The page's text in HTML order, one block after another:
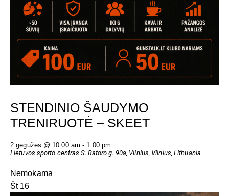
STENDINIO ŠAUDYMO
TRENIRUOTĖ – SKEET
2 gegužės @ 10:00 am - 1:00 pm
Lietuvos sporto centrasS. Batoro g. 90a, Vilnius, Vilnius, Lithuania
Nemokama
Št 16